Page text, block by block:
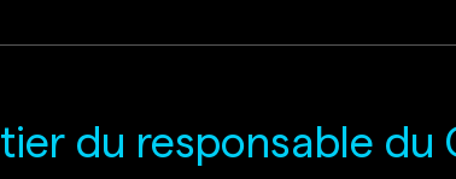
du responsable du